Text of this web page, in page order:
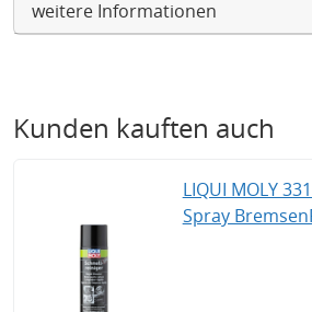
weitere Informationen
Kunden kauften auch
LIQUI MOLY
Spray